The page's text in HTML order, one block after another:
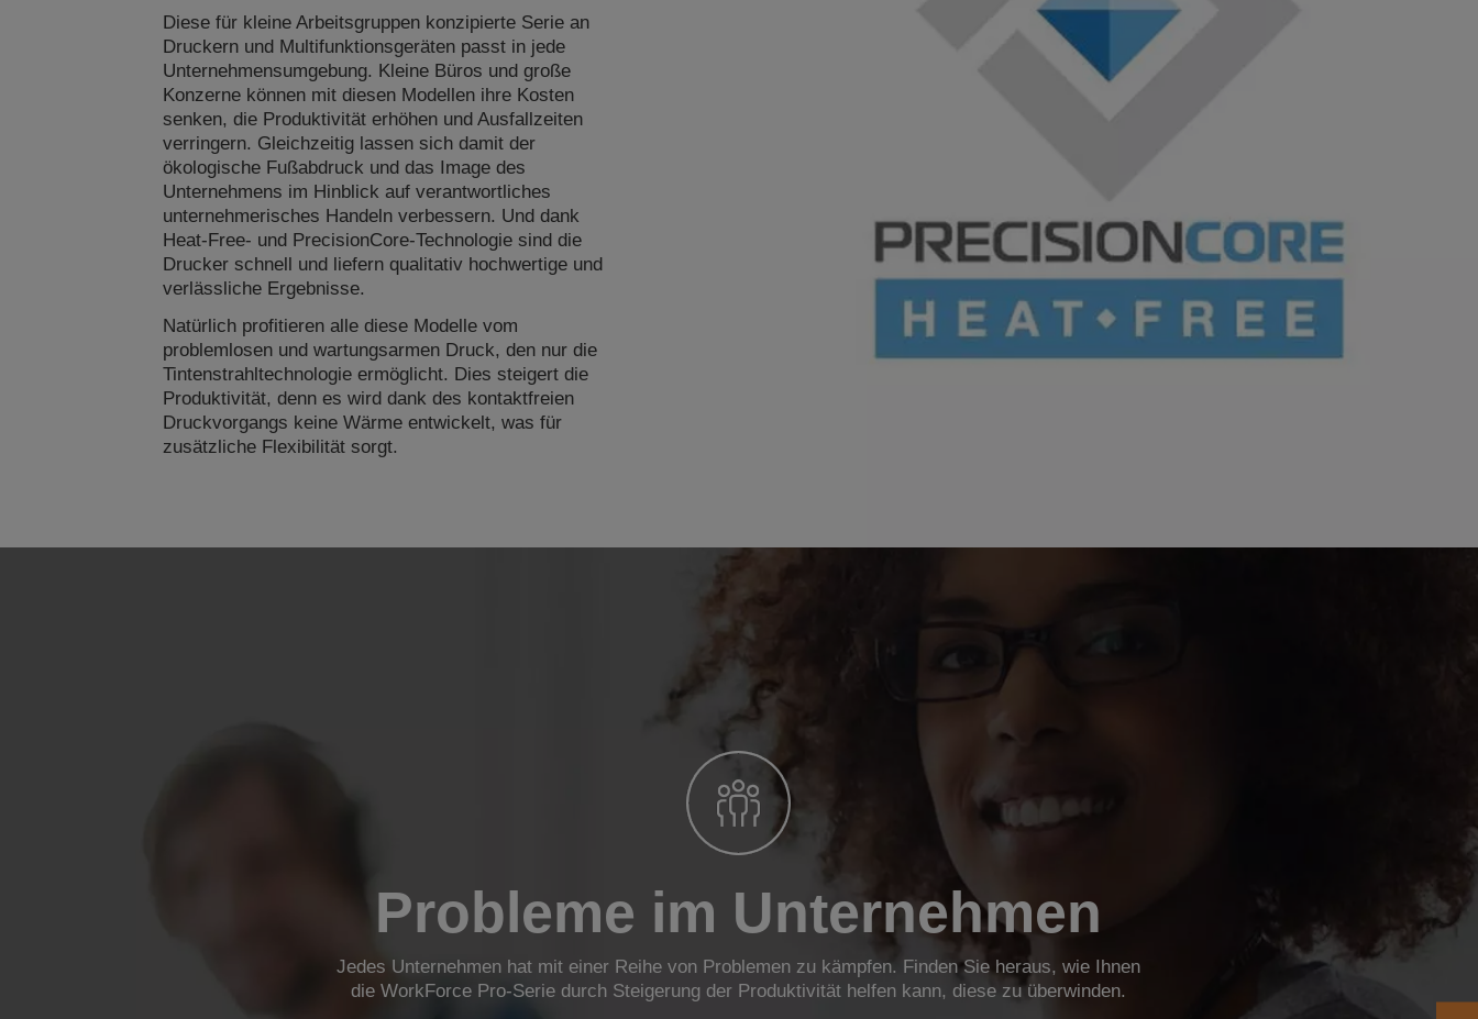
Diese für kleine Arbeitsgruppen konzipierte Serie an
Druckern und Multifunktionsgeräten passt in jede
Unternehmensumgebung. Kleine Büros und große
Konzerne können mit diesen Modellen ihre Kosten
senken, die Produktivität erhöhen und Ausfallzeiten
verringern. Gleichzeitig lassen sich damit der
ökologische Fußabdruck und das Image des
Unternehmens im Hinblick auf verantwortliches
unternehmerisches Handeln verbessern. Und dank
Heat-Free- und PrecisionCore-Technologie sind die
Drucker schnell und liefern qualitativ hochwertige und
verlässliche Ergebnisse.
Natürlich profitieren alle diese Modelle vom
problemlosen und wartungsarmen Druck, den nur die
Tintenstrahltechnologie ermöglicht. Dies steigert die
Produktivität, denn es wird dank des kontaktfreien
Druckvorgangs keine Wärme entwickelt, was für
zusätzliche Flexibilität sorgt.
Probleme im Unternehmen
Jedes Unternehmen hat mit einer Reihe von Problemen zu kämpfen. Finden Sie heraus, wie Ihnen
die WorkForce Pro-Serie durch Steigerung der Produktivität helfen kann, diese zu überwinden.